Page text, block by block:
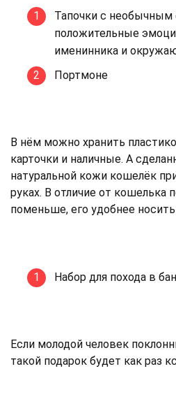
Тапочки с
положительные
именинника и
Портмоне
В нём можно хранить
карточки и наличные. А
натуральной кожи кошелёк
руках. В отличие от кошелька
поменьше, его удобнее
Набор для похода в
Если молодой человек
такой подарок будет как раз